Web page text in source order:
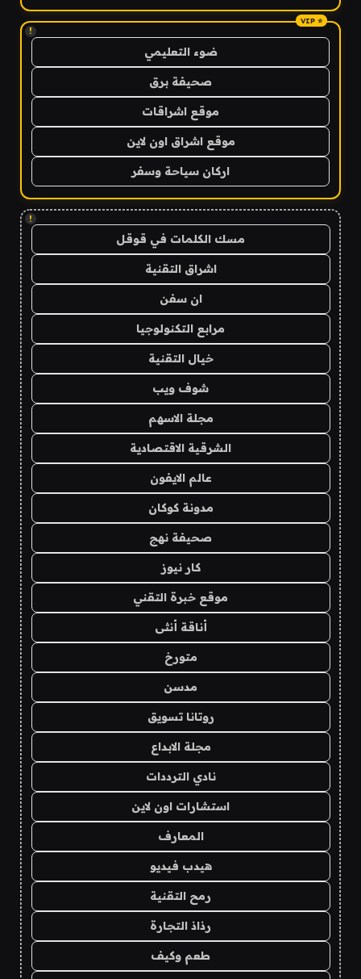
!
ضوء التعليمي
صحيفة برق
موقع اشراقات
موقع اشراق اون لاين
اركان سياحة وسفر
!
مسك الكلمات في قوقل
اشراق التقنية
ان سفن
مرابع التكنولوجيا
خيال التقنية
شوف ويب
مجلة الاسهم
الشرقية الاقتصادية
عالم الايفون
مدونة كوكان
صحيفة نهج
كار نيوز
موقع خبرة التقني
أناقة أنثى
متورخ
مدسن
روتانا تسويق
مجلة الابداع
نادي الترددات
استشارات اون لاين
المعارف
هيدب فيديو
رمح التقنية
رذاذ التجارة
طعم وكيف